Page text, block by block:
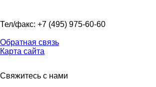
Тел/факс: +7 (495) 975-60-60
Обратная связь
Карта сайта
Свяжитесь с нами